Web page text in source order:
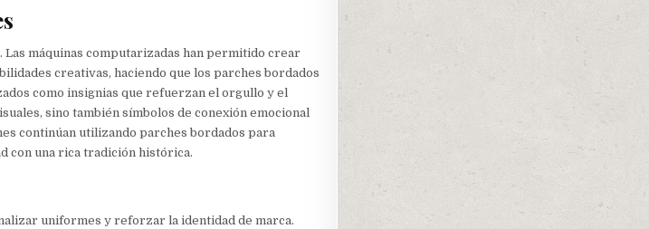
máquinas computarizadas han permitido crear
creativas, haciendo que los parches bordados
como insignias que refuerzan el orgullo y el
sino también símbolos de conexión emocional
continúan utilizando parches bordados para
con una rica tradición histórica.
uniformes y reforzar la identidad de marca.